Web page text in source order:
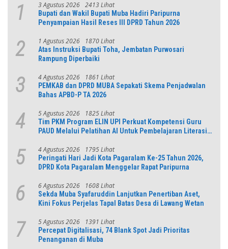
1 3 Agustus 2026 2413 Lihat
Bupati dan Wakil Bupati Muba Hadiri Paripurna
Penyampaian Hasil Reses III DPRD Tahun 2026
2 1 Agustus 2026 1870 Lihat
Atas Instruksi Bupati Toha, Jembatan Purwosari
Rampung Diperbaiki
3 4 Agustus 2026 1861 Lihat
PEMKAB dan DPRD MUBA Sepakati Skema Penjadwalan
Bahas APBD-P TA 2026
4 5 Agustus 2026 1825 Lihat
Tim PKM Program ELIN UPI Perkuat Kompetensi Guru
PAUD Melalui Pelatihan AI Untuk Pembelajaran Literasi
5 4 Agustus 2026 1795 Lihat
Peringati Hari Jadi Kota Pagaralam Ke-25 Tahun 2026,
DPRD Kota Pagaralam Menggelar Rapat Paripurna
6 6 Agustus 2026 1608 Lihat
Sekda Muba Syafaruddin Lanjutkan Penertiban Aset,
Kini Fokus Perjelas Tapal Batas Desa di Lawang Wetan
7 5 Agustus 2026 1391 Lihat
Percepat Digitalisasi, 74 Blank Spot Jadi Prioritas
Penanganan di Muba